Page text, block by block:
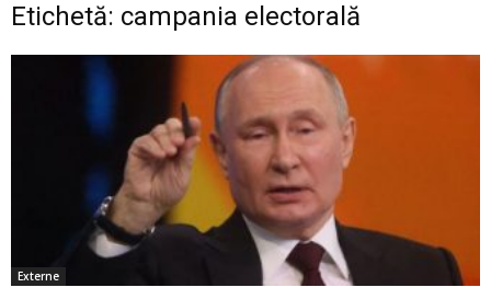
Etichetă: campania electorală
Externe